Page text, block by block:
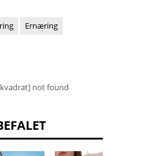
Ernæring
not found